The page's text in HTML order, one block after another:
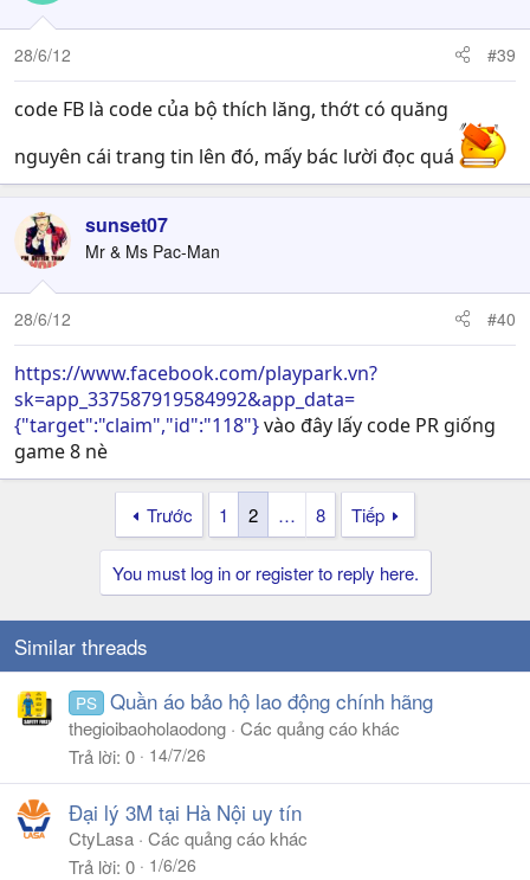
28/6/12 #39
code FB là code của bộ thích lăng, thớt có quăng
nguyên cái trang tin lên đó, mấy bác lười đọc quá
sunset07
Mr & Ms Pac-Man
28/6/12 #40
https://www.facebook.com/playpark.vn?
sk=app_337587919584992&app_data=
{"target":"claim","id":"118"}vào đây lấy code PR giống
game 8 nè
Trước 1 2 … 8 Tiếp
You must log in or register to reply here.
Similar threads
PS Quần áo bảo hộ lao động chính hãng
thegioibaoholaodong Các quảng cáo khác
Trả lời 0 14/7/26
Đại lý 3M tại Hà Nội uy tín
CtyLasa Các quảng cáo khác
Trả lời 0 1/6/26